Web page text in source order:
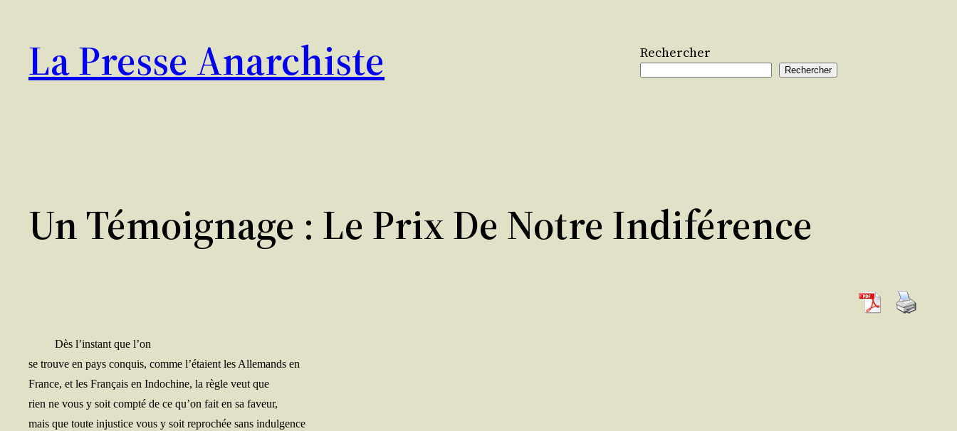
contenu
La Presse Anarchiste Rechercher
Rechercher
Un Témoignage : Le Prix De Notre Indiférence
Dès l’instant que l’on
se trouve en pays conquis, comme l’étaient les Alle­mands en
France, et les Fran­çais en Indo­chine, la règle veut que
rien ne vous y soit comp­té de ce qu’on fait en sa faveur,
mais que toute injus­tice vous y soit repro­chée sans indulgence